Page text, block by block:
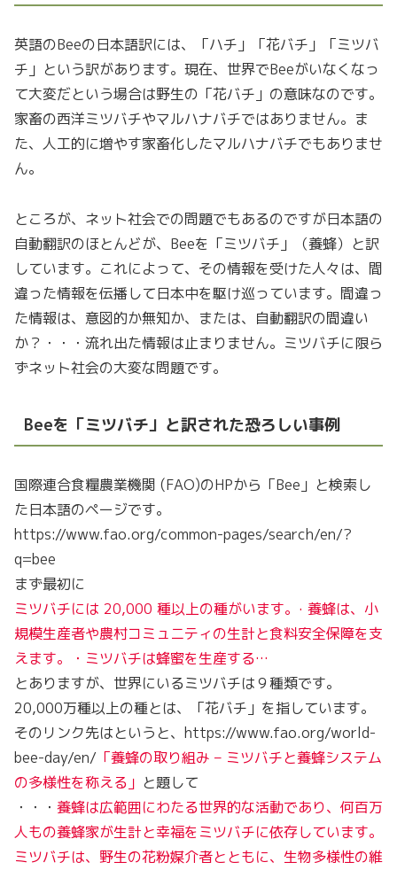
英語のBeeの日本語訳には、「ハチ」「花バチ」「ミツバ
チ」という訳があります。現在、世界でBeeがいなくなっ
て大変だという場合は野生の「花バチ」の意味なのです。
家畜の西洋ミツバチやマルハナバチではありません。ま
た、人工的に増やす家畜化したマルハナバチでもありませ
ん。
ところが、ネット社会での問題でもあるのですが日本語の
自動翻訳のほとんどが、Beeを「ミツバチ」（養蜂）と訳
しています。これによって、その情報を受けた人々は、間
違った情報を伝播して日本中を駆け巡っています。間違っ
た情報は、意図的か無知か、または、自動翻訳の間違い
か？・・・流れ出た情報は止まりません。ミツバチに限ら
ずネット社会の大変な問題です。
Beeを「ミツバチ」と訳された恐ろしい事例
国際連合食糧農業機関 (FAO)のHPから「Bee」と検索し
た日本語のページです。
https://www.fao.org/common-pages/search/en/?
q=bee
まず最初に
ミツバチには 20,000 種以上の種がいます。· 養蜂は、小
規模生産者や農村コミュニティの生計と食料安全保障を支
えます。・ミツバチは蜂蜜を生産する…
とありますが、世界にいるミツバチは９種類です。
20,000万種以上の種とは、「花バチ」を指しています。
そのリンク先はというと、https://www.fao.org/world-
bee-day/en/ 「養蜂の取り組み – ミツバチと養蜂システム
の多様性を称える」 と題して
・・・ 養蜂は広範囲にわたる世界的な活動であり、何百万
人もの養蜂家が生計と幸福をミツバチに依存しています。
ミツバチは、野生の花粉媒介者とともに、生物多様性の維